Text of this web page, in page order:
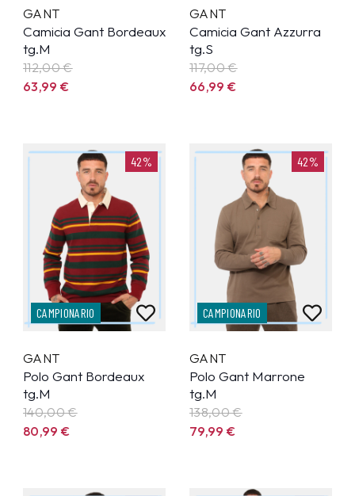
GANT
Camicia Gant Bordeaux
tg.M
112,00 €
63,99€
GANT
Camicia Gant Azzurra
tg.S
117,00 €
66,99€
42%
CAMPIONARIO
GANT
Polo Gant Bordeaux
tg.M
140,00 €
80,99€
42%
CAMPIONARIO
GANT
Polo Gant Marrone
tg.M
138,00 €
79,99€